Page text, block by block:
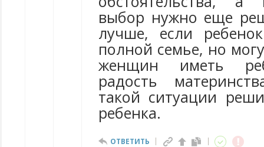
выбор нужно еще
лучше, если
полной семье, но
женщин иметь
радость
такой ситуации
ребенка.
ОТВЕТИТЬ